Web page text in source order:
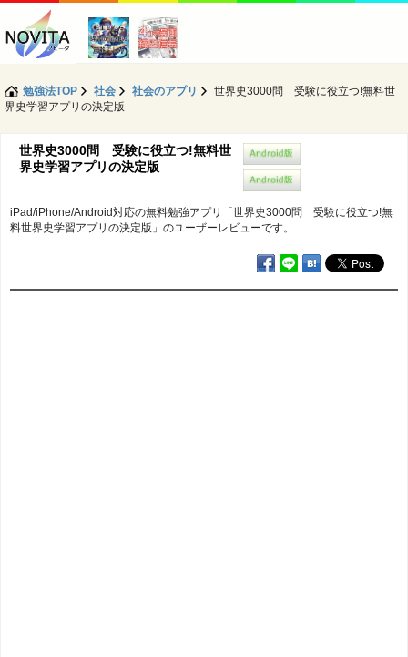
勉強法TOP 社会 社会のアプリ
世界史3000問 受験に役立つ!無料世
界史学習アプリの決定版
世界史3000問 受験に役立つ!無料世
界史学習アプリの決定版
iPad/iPhone/Android対応の無料勉強アプリ「世界史3000問 受験に役立つ!無
料世界史学習アプリの決定版」のユーザーレビューです。